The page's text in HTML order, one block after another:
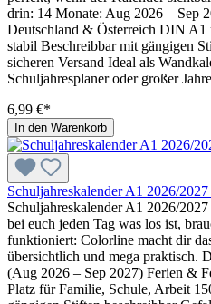
drin: 14 Monate: Aug 2026 – Sep
Deutschland & Österreich DIN A1
stabil Beschreibbar mit gängigen
sicheren Versand Ideal als
Schuljahresplaner oder großer
6,99 €*
In den Warenkorb
Schuljahreskalender A1 2026/
Schuljahreskalender A1 2026/
bei euch jeden Tag was los ist,
funktioniert: Colorline macht dir
übersichtlich und mega praktisch.
(Aug 2026 – Sep 2027) Ferien &
Platz für Familie, Schule, Arbeit